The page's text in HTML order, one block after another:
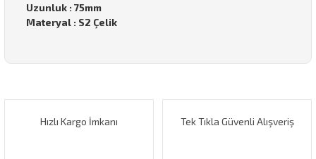
Uzunluk : 75mm
Materyal : S2 Çelik
Görüş ve önerileriniz için teşekkür ederiz.
Hızlı Kargo İmkanı Tek Tıkla Güvenli Alışveriş